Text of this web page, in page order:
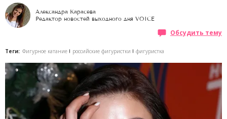
Александра Карасева
Редактор новостей выходного дня VOICE
Обсудить тему
Теги: Фигурное катание российские фигуристки фигуристка